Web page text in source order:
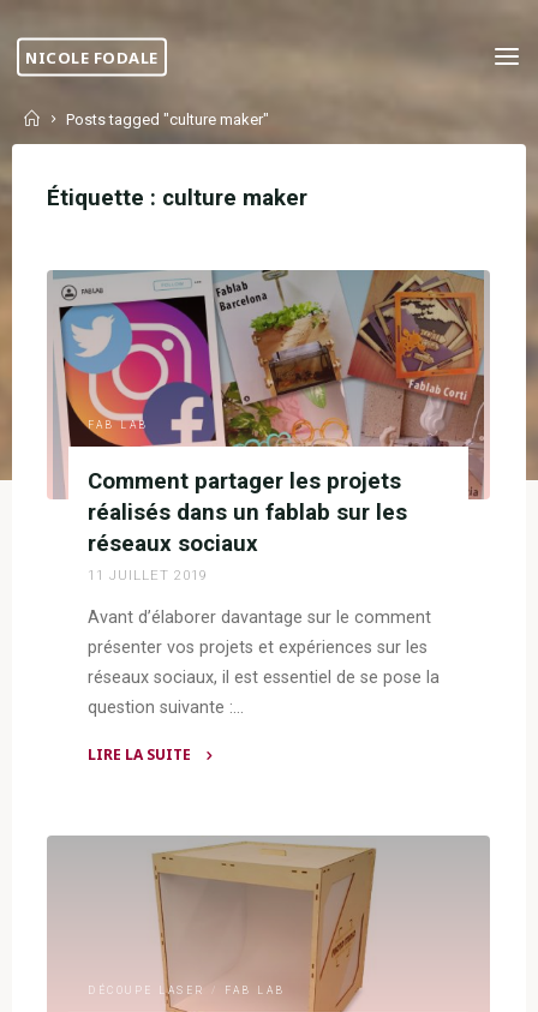
content
NICOLE FODALE
HomePosts tagged "culture maker"
Étiquette : culture maker
FAB LAB
Comment partager les projets
réalisés dans un fablab sur les
réseaux sociaux
11 JUILLET 2019
Avant d’élaborer davantage sur le comment
présenter vos projets et expériences sur les
réseaux sociaux, il est essentiel de se pose la
question suivante :…
LIRE LA SUITE
les
fablab
DÉCOUPE LASER / FAB LAB